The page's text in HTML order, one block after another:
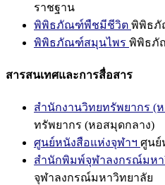
ราชฐาน
พิพิธภัณฑ์พืชมีชีวิต พิพิธ
พิพิธภัณฑ์สมุนไพร พิพิธภั
สารสนเทศและการสื่อสาร
สำนักงานวิทยทรัพยากร (
ทรัพยากร (หอสมุดกลาง)
ศูนย์หนังสือแห่งจุฬาฯ ศูนย์
สำนักพิมพ์จุฬาลงกรณ์มหา
จุฬาลงกรณ์มหาวิทยาลัย